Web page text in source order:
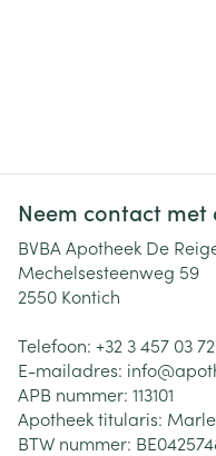
Neem contact met
BVBA Apotheek De
Mechelsesteenweg 59
2550 Kontich
Telefoon: +32 3 457 03 72
E-mailadres: info@
APB nummer: 113101
Apotheek titularis:
BTW nummer: